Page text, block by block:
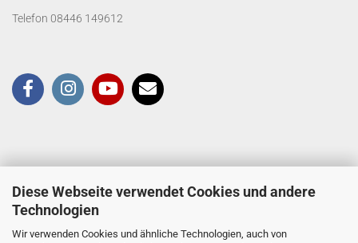
Diese Webseite verwendet Cookies und andere
Technologien
Wir verwenden Cookies und ähnliche Technologien, auch von
Telefon 08446 149612